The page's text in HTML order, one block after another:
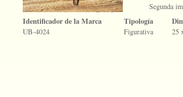
Segunda
Identificador de la Marca
UB-4024
Tipología
Figurativa 25